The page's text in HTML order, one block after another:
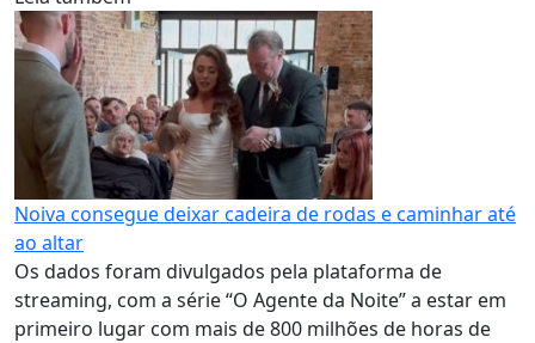
Noiva consegue deixar cadeira de rodas e caminhar até
ao altar
Os dados foram divulgados pela plataforma de
streaming, com a série “O Agente da Noite” a estar em
primeiro lugar com mais de 800 milhões de horas de